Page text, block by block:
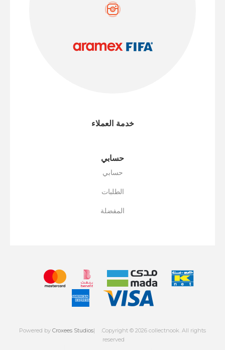
خدمة العملاء
حسابي
حسابي
الطلبات
المفضلة
Powered by Croxees Studios
.Copyright © 2026 collectnook. All rights
reserved